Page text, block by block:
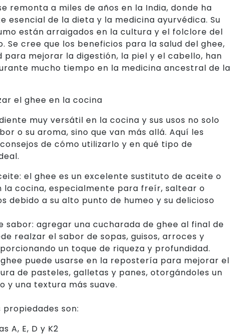
remonta a miles de años en la India, donde ha
esencial de la dieta y la medicina ayurvédica. Su
están arraigados en la cultura y el folclore del
Se cree que los beneficios para la salud del ghee,
para mejorar la digestión, la piel y el cabello, han
mucho tiempo en la medicina ancestral de la
el ghee en la cocina
muy versátil en la cocina y sus usos no solo
o su aroma, sino que van más allá. Aquí les
de cómo utilizarlo y en qué tipo de
el ghee es un excelente sustituto de aceite o
la cocina, especialmente para freír, saltear o
debido a su alto punto de humeo y su delicioso
sabor: agregar una cucharada de ghee al final de
realzar el sabor de sopas, guisos, arroces y
un toque de riqueza y profundidad.
puede usarse en la repostería para mejorar el
de pasteles, galletas y panes, otorgándoles un
y una textura más suave.
propiedades son:
A, E, D y K2